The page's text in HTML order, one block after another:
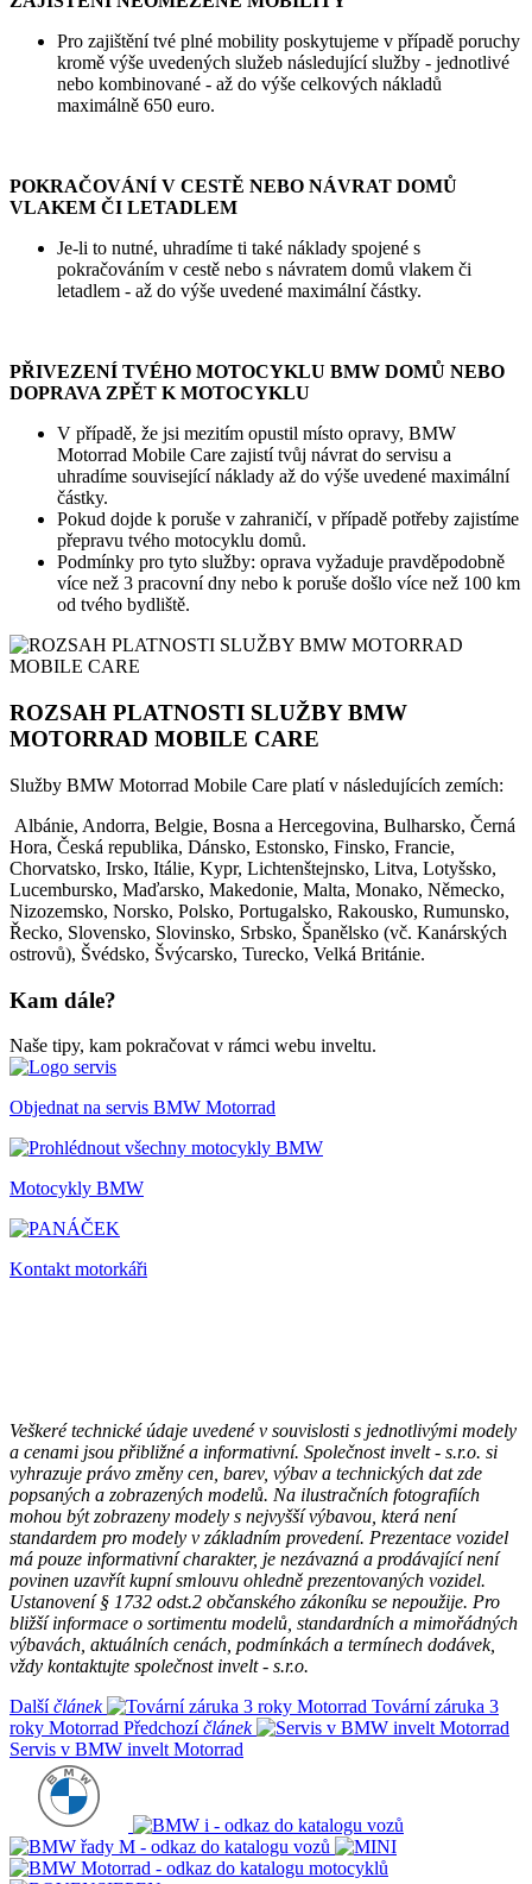
Pro zajištění tvé plné mobility poskytujeme v případě poruchy
kromě výše uvedených služeb následující služby - jednotlivé
nebo kombinované - až do výše celkových nákladů
maximálně 650 euro.
POKRAČOVÁNÍ V CESTĚ NEBO NÁVRAT DOMŮ
VLAKEM ČI LETADLEM
Je-li to nutné, uhradíme ti také náklady spojené s
pokračováním v cestě nebo s návratem domů vlakem či
letadlem - až do výše uvedené maximální částky.
PŘIVEZENÍ TVÉHO MOTOCYKLU BMW DOMŮ NEBO
DOPRAVA ZPĚT K MOTOCYKLU
V případě, že jsi mezitím opustil místo opravy, BMW
Motorrad Mobile Care zajistí tvůj návrat do servisu a
uhradíme související náklady až do výše uvedené maximální
částky.
Pokud dojde k poruše v zahraničí, v případě potřeby zajistíme
přepravu tvého motocyklu domů.
Podmínky pro tyto služby: oprava vyžaduje pravděpodobně
více než 3 pracovní dny nebo k poruše došlo více než 100 km
od tvého bydliště.
ROZSAH PLATNOSTI SLUŽBY BMW
MOTORRAD MOBILE CARE
Služby BMW Motorrad Mobile Care platí v následujících zemích:
Albánie, Andorra, Belgie, Bosna a Hercegovina, Bulharsko, Černá
Hora, Česká republika, Dánsko, Estonsko, Finsko, Francie,
Chorvatsko, Irsko, Itálie, Kypr, Lichtenštejnsko, Litva, Lotyšsko,
Lucembursko, Maďarsko, Makedonie, Malta, Monako, Německo,
Nizozemsko, Norsko, Polsko, Portugalsko, Rakousko, Rumunsko,
Řecko, Slovensko, Slovinsko, Srbsko, Španělsko (vč. Kanárských
ostrovů), Švédsko, Švýcarsko, Turecko, Velká Británie.
Kam dále?
Naše tipy, kam pokračovat v rámci webu inveltu.
Objednat na servis BMW Motorrad
Motocykly BMW
Kontakt motorkáři
Veškeré technické údaje uvedené v souvislosti s jednotlivými modely
a cenami jsou přibližné a informativní. Společnost invelt - s.r.o. si
vyhrazuje právo změny cen, barev, výbav a technických dat zde
popsaných a zobrazených modelů. Na ilustračních fotografiích
mohou být zobrazeny modely s nejvyšší výbavou, která není
standardem pro modely v základním provedení. Prezentace vozidel
má pouze informativní charakter, je nezávazná a prodávající není
povinen uzavřít kupní smlouvu ohledně prezentovaných vozidel.
Ustanovení § 1732 odst.2 občanského zákoníku se nepoužije. Pro
bližší informace o sortimentu modelů, standardních a mimořádných
výbavách, aktuálních cenách, podmínkách a termínech dodávek,
vždy kontaktujte společnost invelt - s.r.o.
Dalšíčlánek
Tovární záruka 3
roky Motorrad Předchozíčlánek
Servis v BMW invelt Motorrad